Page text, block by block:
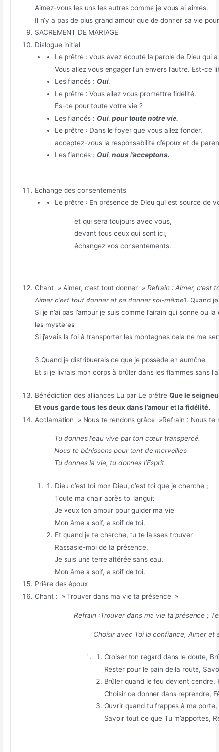
Aimez-vous les uns les autres comme je vous ai aimés.
Il n’y a pas de plus grand amour que de donner sa vie
SACREMENT DE MARIAGE
Dialogue initial
Le prêtre : vous avez écouté la parole de Dieu qui
Vous allez vous engager l’un envers l’autre. Est-ce
Les fiancés : Oui.
Le prêtre : Vous allez vous promettre fidélité.
Es-ce pour toute votre vie ?
Les fiancés : Oui, pour toute notre vie.
Le prêtre : Dans le foyer que vous allez fonder,
acceptez-vous la responsabilité d’époux et de
Les fiancés : Oui, nous l’acceptons.
Echange des consentements
Le prêtre : En présence de Dieu qui est source de
et qui sera toujours avec vous,
devant tous ceux qui sont ici,
échangez vos consentements.
Chant » Aimer, c’est tout donner »Refrain : Aimer, c’est
Aimer c’est tout donner et se donner soi-même1. Quand
Si je n’ai pas l’amour je suis comme l’airain qui sonne
les mystères
Si j’avais la foi à transporter les montagnes cela ne me
3.Quand je distribuerais ce que je possède en aumône
Et si je livrais mon corps à brûler dans les flammes sans
Bénédiction des alliances Lu par Le prêtreQue le
Et vous garde tous les deux dans l’amour et la fidélité.
Acclamation » Nous te rendons grâce »Refrain : Nous te
Tu donnes l’eau vive par ton cœur transpercé.
Nous te bénissons pour tant de merveilles
Tu donnes la vie, tu donnes l’Esprit.
Dieu c’est toi mon Dieu, c’est toi que je cherche ;
Toute ma chair après toi languit
Je veux ton amour pour guider ma vie
Mon âme a soif, a soif de toi.
Et quand je te cherche, tu te laisses trouver
Rassasie-moi de ta présence.
Je suis une terre altérée sans eau.
Mon âme a soif, a soif de toi.
Prière des époux
Chant : » Trouver dans ma vie ta présence »
Refrain :Trouver dans ma vie ta présence ;
Choisir avec Toi la confiance, Aimer et
Croiser ton regard dans le doute,
Rester pour le pain de la route,
Brûler quand le feu devient cendre,
Choisir de donner dans reprendre,
Ouvrir quand tu frappes à ma
Savoir tout ce que Tu m’apportes,